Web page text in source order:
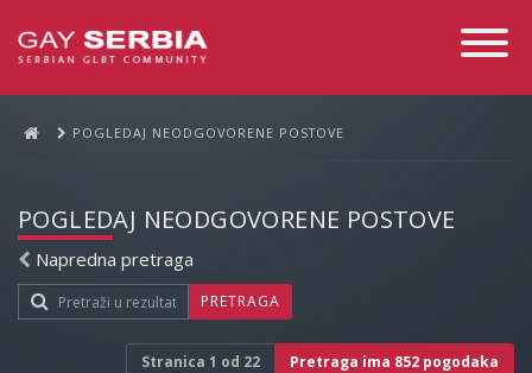
Toggle
POGLEDAJ NEODGOVORENE POSTOVE
POGLEDAJ NEODGOVORENE POSTOVE
Napredna pretraga
PRETRAGA
Stranica 1 od 22 Pretraga ima 852 pogodaka